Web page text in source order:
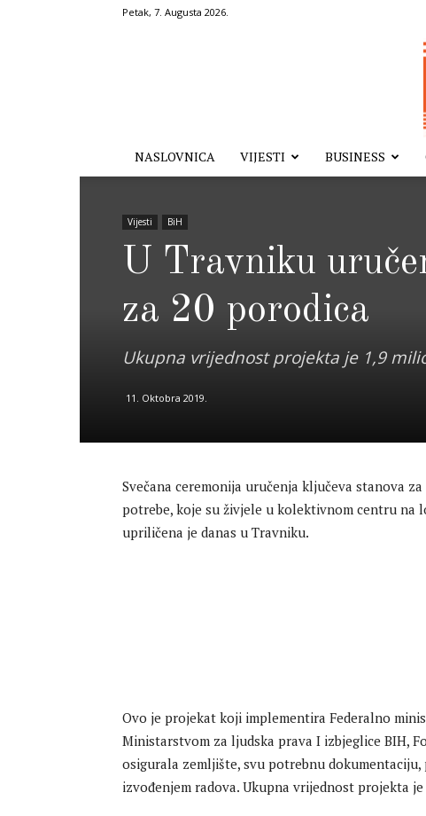
Petak, 7. Augusta 2026.
NASLOVNICA VIJESTI BUSINESS
Vijesti BiH
U Travniku
za 20 porodica
Ukupna vrijednost projekta je 1,9
11. Oktobra 2019.
Svečana ceremonija uručenja ključeva stanova
potrebe, koje su živjele u kolektivnom centru na
upriličena je danas u Travniku.
Ovo je projekat koji implementira Federalno
Ministarstvom za ljudska prava I izbjeglice BIH,
osigurala zemljište, svu potrebnu
izvođenjem radova. Ukupna vrijednost projekta